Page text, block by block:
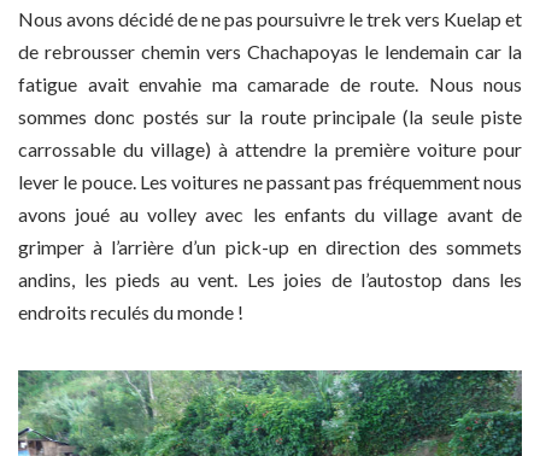
Nous avons décidé de ne pas poursuivre le trek vers Kuelap et
de rebrousser chemin vers Chachapoyas le lendemain car la
fatigue avait envahie ma camarade de route. Nous nous
sommes donc postés sur la route principale (la seule piste
carrossable du village) à attendre la première voiture pour
lever le pouce. Les voitures ne passant pas fréquemment nous
avons joué au volley avec les enfants du village avant de
grimper à l’arrière d’un pick-up en direction des sommets
andins, les pieds au vent. Les joies de l’autostop dans les
endroits reculés du monde !